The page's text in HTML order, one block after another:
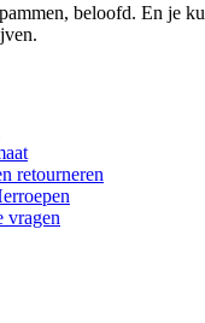
beloofd. En je
retourneren
vragen